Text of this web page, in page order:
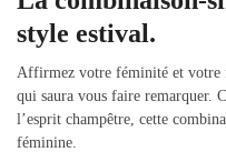
style estival.
Affirmez votre féminité et votre
qui saura vous faire remarquer.
l’esprit champêtre, cette
féminine.